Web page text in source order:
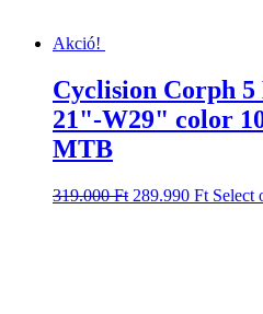
Akció!
Cyclision Corph
21"-W29" color
MTB
319.000Ft Original
289.990 FtCurrent
Select